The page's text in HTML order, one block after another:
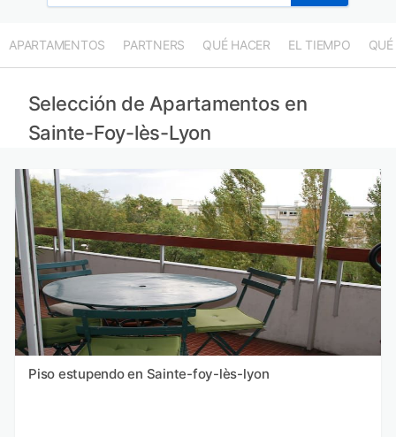
APARTAMENTOS PARTNERS QUÉ HACER EL TIEMPO QUÉ
Selección de Apartamentos en
Sainte-Foy-lès-Lyon
Piso estupendo en Sainte-foy-lès-lyon